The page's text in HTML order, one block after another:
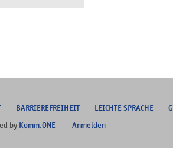
BARRIEREFREIHEIT LEICHTE SPRACHE G
by Komm.ONE Anmelden